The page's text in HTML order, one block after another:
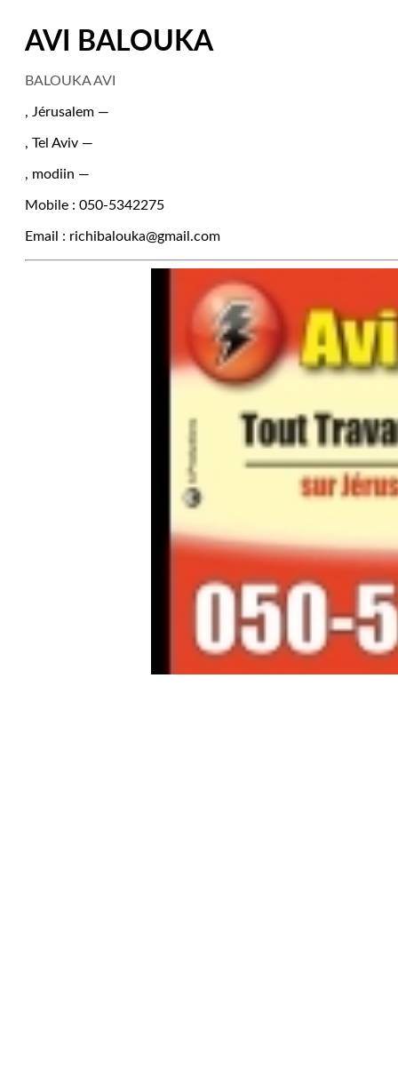
AVI BALOUKA
BALOUKA AVI
, Jérusalem —
, Tel Aviv —
, modiin —
Mobile : 050-5342275
Email : richibalouka@gmail.com